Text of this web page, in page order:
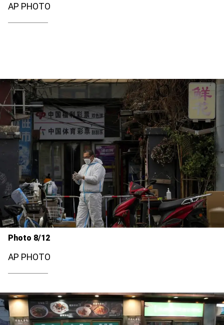
AP PHOTO
Photo 8/12
AP PHOTO